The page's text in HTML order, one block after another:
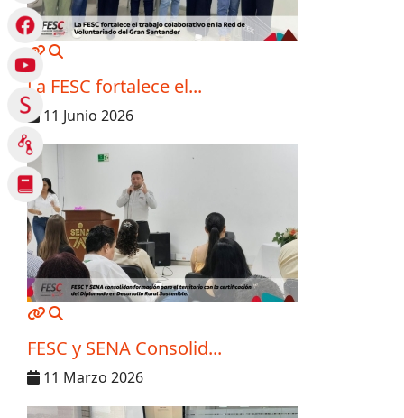
MOD_JTCS_VIEW_ARTICLE_LINK
La FESC fortalece el...
11 Junio 2026
MOD_JTCS_VIEW_ARTICLE_LINK
FESC y SENA Consolid...
11 Marzo 2026